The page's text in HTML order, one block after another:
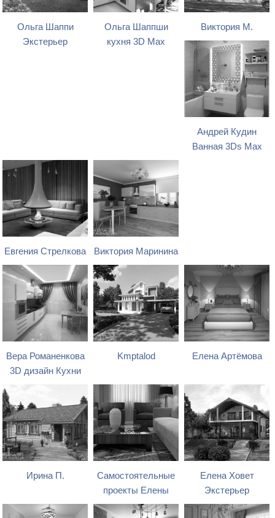
Ольга Шаппи
Экстерьер
Ольга Шаппши
кухня 3D Max
Виктория М.
Андрей Кудин
Ванная 3Ds Max
Евгения Стрелкова Виктория Маринина
Вера Романенкова
3D дизайн Кухни
Kmptalod Елена Артёмова
Ирина П.
Самостоятельные
проекты Елены
Елена Ховет
Экстерьер